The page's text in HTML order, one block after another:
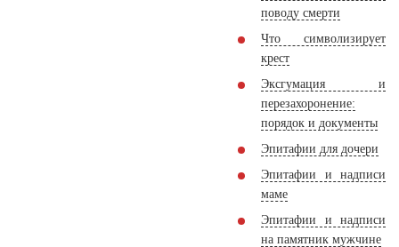
поводу смерти
Что символизирует
крест
Эксгумация и
перезахоронение:
порядок и документы
Эпитафии для дочери
Эпитафии и надписи
маме
Эпитафии и надписи
на памятник мужчине